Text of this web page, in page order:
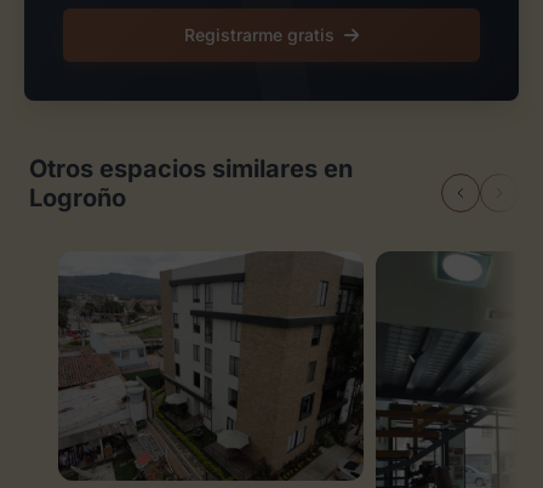
Registrarme gratis
Otros espacios similares en
Logroño